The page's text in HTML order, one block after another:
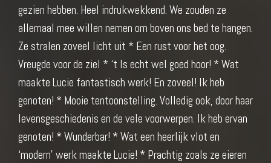
gezien hebben. Heel indrukwekkend. We zouden ze
allemaal mee willen nemen om boven ons bed te hangen.
Ze stralen zoveel licht uit * Een rust voor het oog.
Vreugde voor de ziel * ‘t Is echt wel goed hoor! * Wat
maakte Lucie fantastisch werk! En zoveel! Ik heb
genoten! * Mooie tentoonstelling. Volledig ook, door haar
levensgeschiedenis en de vele voorwerpen. Ik heb ervan
genoten! * Wunderbar! * Wat een heerlijk vlot en
‘modern’ werk maakte Lucie! * Prachtig zoals ze eieren